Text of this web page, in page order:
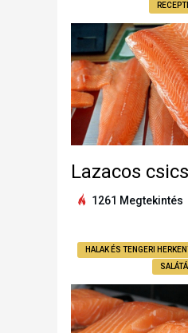
Lazacos
1261 Megtekintés
HALAK ÉS TENGERI